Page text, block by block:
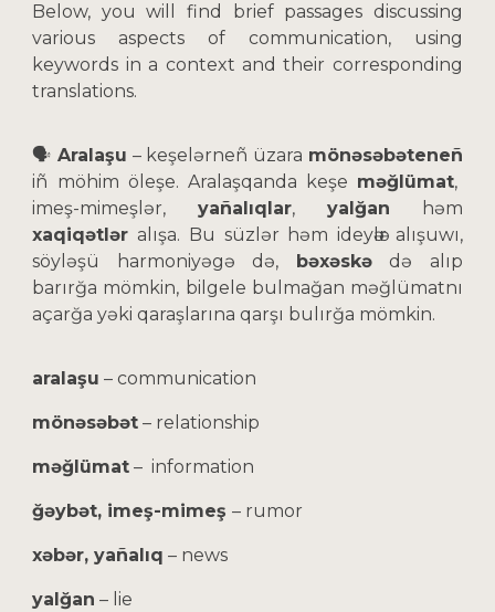
Below, you will find brief passages discussing
various aspects of communication, using
keywords in a context and their corresponding
translations.
🗣️ Aralaşu – keşelərneñ üzara mönəsəbəteneñ
iñ möhim öleşe. Aralaşqanda keşe məğlümat,
imeş-mimeşlər,yañalıqlar, yalğan həm
xaqiqətlər alışa. Bu süzlər həm ideyәlәr alışuwı,
söyləşü harmoniyəgə də, bəxəskədə alıp
barırğa mömkin, bilgele bulmağan məğlümatnı
açarğa yəki qaraşlarına qarşı bulırğa mömkin.
aralaşu – communication
mönəsəbət – relationship
məğlümat – information
ğəybət, imeş-mimeş– rumor
xəbər, yañalıq – news
yalğan – lie